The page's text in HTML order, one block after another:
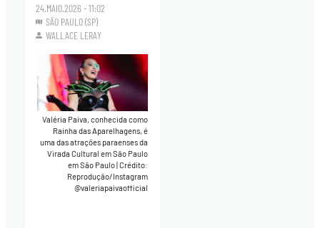
24.MAIO.2026 - 11:02
SÃO PAULO (SP)
WALLACE LERAY
Valéria Paiva, conhecida como
Rainha das Aparelhagens, é
uma das atrações paraenses da
Virada Cultural em São Paulo
em São Paulo|Crédito:
Reprodução/Instagram
@valeriapaivaofficial